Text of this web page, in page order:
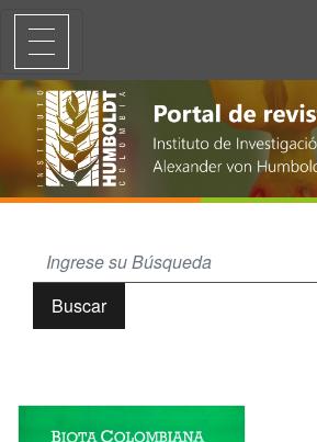
Polillas satúrnidas (Lepidoptera: Saturniidae)
Buscar